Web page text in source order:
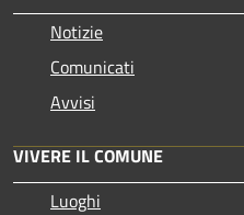
Notizie
Comunicati
Avvisi
VIVERE IL COMUNE
Luoghi